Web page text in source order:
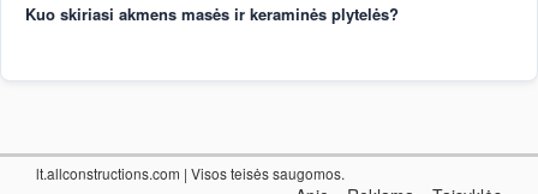
Kuo skiriasi akmens masės ir keraminės plytelės?
lt.allconstructions.com | Visos teisės saugomos.